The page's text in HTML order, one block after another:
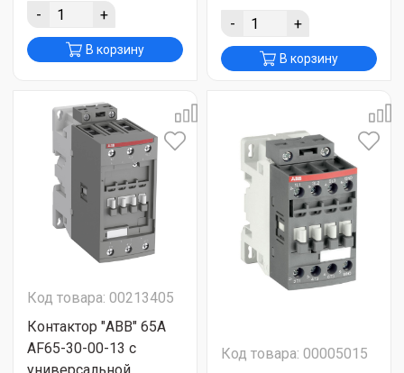
- +
В корзину
- +
В корзину
Код товара: 00213405
Контактор "ABB" 65А
AF65-30-00-13 с
Код товара: 00005015